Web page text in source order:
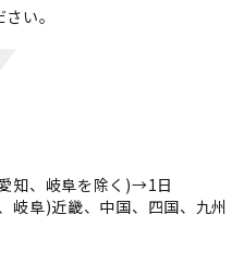
い。
知、岐阜を除く)→1日
岐阜)近畿、中国、四国、九州